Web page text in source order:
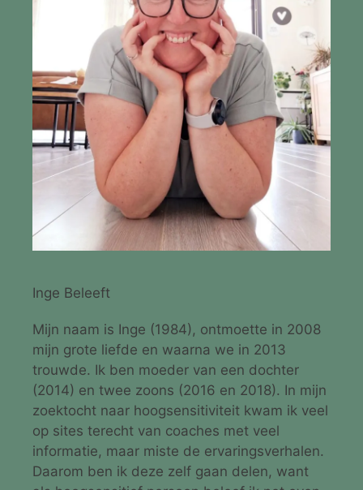
Inge Beleeft
Mijn naam is Inge (1984), ontmoette in 2008
mijn grote liefde en waarna we in 2013
trouwde. Ik ben moeder van een dochter
(2014) en twee zoons (2016 en 2018). In mijn
zoektocht naar hoogsensitiviteit kwam ik veel
op sites terecht van coaches met veel
informatie, maar miste de ervaringsverhalen.
Daarom ben ik deze zelf gaan delen, want